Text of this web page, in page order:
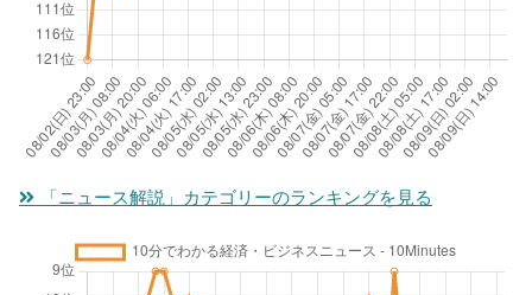
「ニュース解説」カテゴリーのランキングを見る